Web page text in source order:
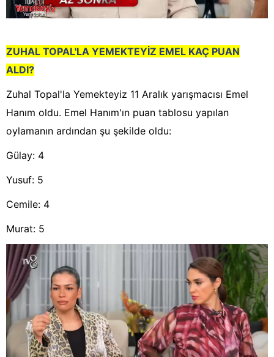
ZUHAL TOPAL'LA YEMEKTEYİZ EMEL KAÇ PUAN
ALDI?
Zuhal Topal'la Yemekteyiz 11 Aralık yarışmacısı Emel
Hanım oldu. Emel Hanım'ın puan tablosu yapılan
oylamanın ardından şu şekilde oldu:
Gülay: 4
Yusuf: 5
Cemile: 4
Murat: 5